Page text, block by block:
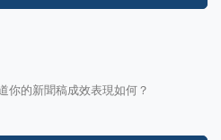
你的新聞稿成效表現如何？